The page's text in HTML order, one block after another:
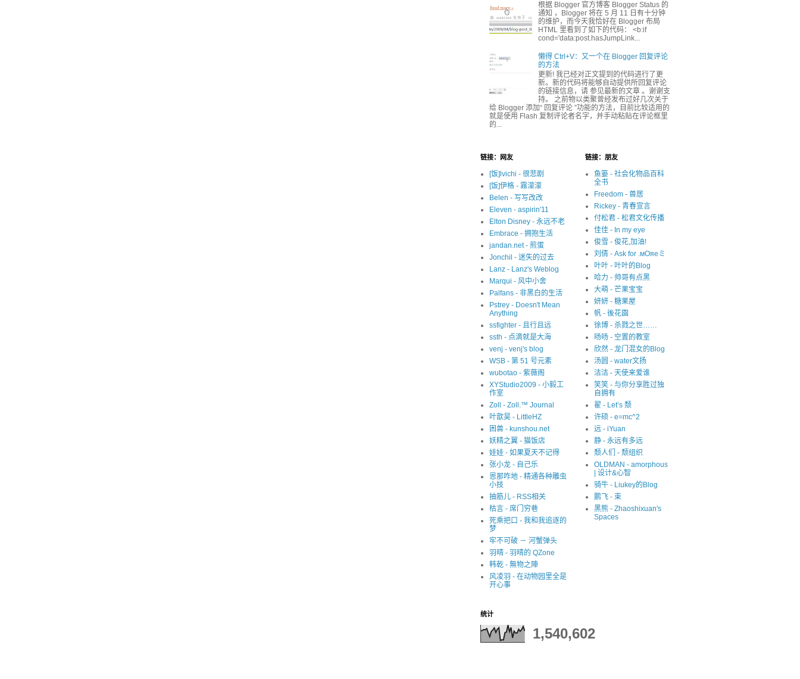
根据 Blogger 官方博客 Blogger Status 的
通知 ，Blogger 将在 5 月 11 日有十分钟
的维护，而今天我恰好在 Blogger 布局
HTML 里看到了如下的代码： <b:if
cond='data:post.hasJumpLink...
懒得 Ctrl+V：又一个在 Blogger 回复评论
的方法
更新! 我已经对正文提到的代码进行了更
新。新的代码将能够自动提供所回复评论
的链接信息，请 参见最新的文章 。谢谢支
持。 之前物以类聚曾经发布过好几次关于
给 Blogger 添加“ 回复评论 ”功能的方法，目前比较适用的
就是使用 Flash 复制评论者名字，并手动粘贴在评论框里
的...
链接：网友
[饭]lvichi - 很悲剧
[饭]伊格 - 霧濛濛
Belen - 写写改改
Eleven - aspirin'11
Elton Disney - 永远不老
Embrace - 拥抱生活
jandan.net - 煎蛋
Jonchil - 迷失的过去
Lanz - Lanz's Weblog
Marqui - 风中小舍
Palfans - 非黑白的生活
Pstrey - Doesn't Mean
Anything
ssfighter - 且行且远
ssth - 点滴就是大海
venj - venj's blog
WSB - 第 51 号元素
wubotao - 紫薇阁
XYStudio2009 - 小毅工
作室
Zoll - Zoll.™ Journal
叶歆昊 - LittleHZ
困兽 - kunshou.net
妖精之翼 - 猫饭店
娃娃 - 如果夏天不记得
张小龙 - 自己乐
恩那咋地 - 精通各种雕虫
小技
抽筋儿 - RSS相关
枯言 - 席门穷巷
死乘把口 - 我和我追逐的
梦
牢不可破 － 河蟹弹头
羽晴 - 羽晴的 QZone
韩乾 - 無物之陣
风凌羽 - 在动物园里全是
开心事
链接：朋友
鱼篓 - 社会化物品百科
全书
Freedom - 兽居
Rickey - 青春宣言
付松君 - 松君文化传播
佳佳 - In my eye
俊雪 - 俊花,加油!
刘倩 - Ask for .мОяеミ
叶叶 - 叶叶的Blog
哈力 - 帅哥有点黑
大萌 - 芒果宝宝
妍妍 - 糖果屋
帆 - 後花園
徐博 - 杀戮之世……
旸旸 - 空置的教室
欣然 - 龙门混女的Blog
汤圆 - water文扬
洁洁 - 天使来爱谁
笑笑 - 与你分享胜过独
自拥有
翟 - Let’s 颓
许硕 - e=mc^2
远 - iYuan
静 - 永远有多远
颓人们 - 颓组织
OLDMAN - amorphous
| 设计&心智
骑牛 - Liukey的Blog
鹏飞 - 束
黑熊 - Zhaoshixuan's
Spaces
统计
1,540,602